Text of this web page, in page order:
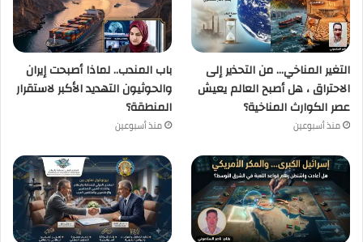
التغير المناخي… من التحذير إلى
الاحتراق ، هل أصبح العالم يعيش
عصر الكوارث المناخية؟
منذ أسبوعين
باب المندب.. لماذا أصبحت إيران
والحوثيون التهديد الأكبر لاستقرار
المنطقة؟
منذ أسبوعين